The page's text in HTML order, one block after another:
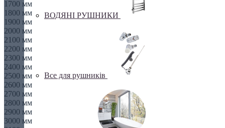
ВОДЯНІ РУШНИКИ
Все для рушників
1700 мм
1800 мм
1900 мм
2000 мм
2100 мм
2200 мм
2300 мм
2400 мм
2500 мм
2600 мм
2700 мм
2800 мм
2900 мм
3000 мм